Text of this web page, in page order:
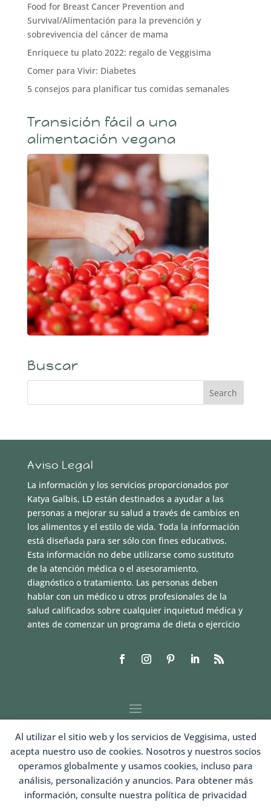
Al utilizar el sitio web y los servicios de Veggisima, usted
acepta nuestro uso de cookies. Nosotros y nuestros socios
operamos globalmente y usamos cookies, incluso para
análisis, personalización y anuncios. Para obtener más
información, consulte nuestra política de privacidad
Food for Breast Cancer Prevention and
Survival/Alimentación para la prevención y
sobrevivencia del cáncer de mama
Enriquece tu plato 2022: regalo de Veggisima
Comer para Vivir: Diabetes
5 consejos para planificar tus comidas semanales
Transición fácil a una
alimentación vegana
Buscar
Aviso Legal
La información y los servicios proporcionados por
Katya Galbis, LD están destinados a ayudar a las
personas a mejorar su salud a través de cambios en
los alimentos y el estilo de vida. Toda la información
está diseñada para ser sólo con fines educativos.
Esta información no debe utilizarse como sustituto
de la atención médica o el asesoramiento,
diagnóstico o tratamiento. Las personas deben
hablar con un médico u otros profesionales de la
salud calificados sobre cualquier inquietud médica y
antes de comenzar un programa de dieta o ejercicio